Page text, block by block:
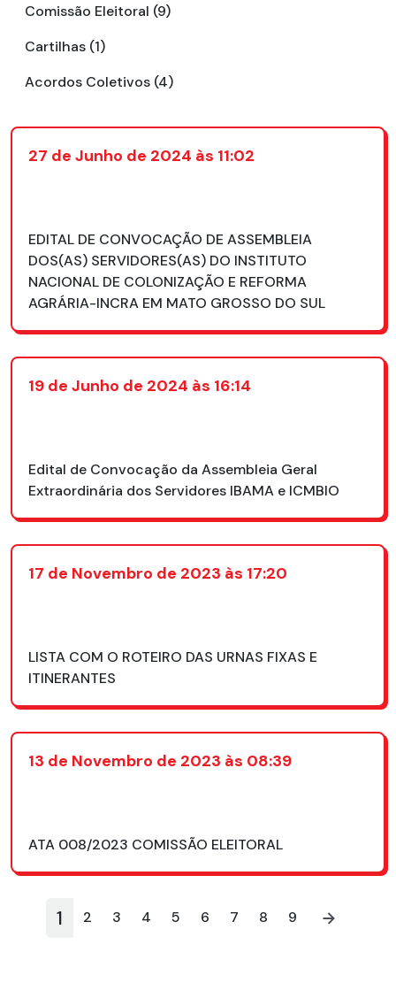
Comissão Eleitoral (9)
Cartilhas (1)
Acordos Coletivos (4)
27 de Junho de 2024 às 11:02
EDITAL DE CONVOCAÇÃO DE ASSEMBLEIA
DOS(AS) SERVIDORES(AS) DO INSTITUTO
NACIONAL DE COLONIZAÇÃO E REFORMA
AGRÁRIA-INCRA EM MATO GROSSO DO SUL
19 de Junho de 2024 às 16:14
Edital de Convocação da Assembleia Geral
Extraordinária dos Servidores IBAMA e ICMBIO
17 de Novembro de 2023 às 17:20
LISTA COM O ROTEIRO DAS URNAS FIXAS E
ITINERANTES
13 de Novembro de 2023 às 08:39
ATA 008/2023 COMISSÃO ELEITORAL
1 2 3 4 5 6 7 8 9